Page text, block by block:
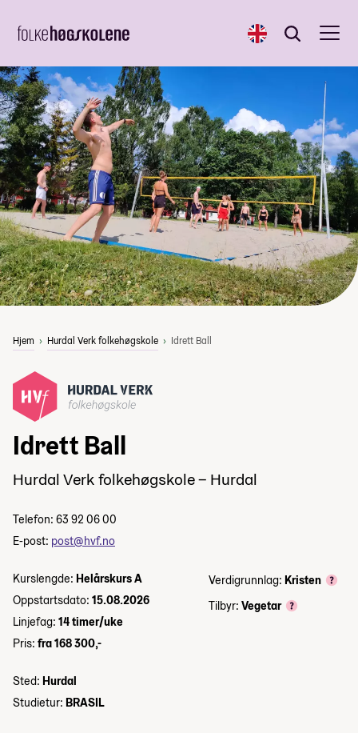
English Søk
Søk
Hjem Hurdal Verk folkehøgskole Idrett Ball
Idrett Ball
Hurdal Verk folkehøgskole – Hurdal
Telefon: 63 92 06 00
E-post: post@hvf.no
Kurslengde: Helårskurs A
Oppstartsdato: 15.08.2026
Linjefag: 14 timer/uke
Pris: fra 168 300,-
Verdigrunnlag: Kristen
Tilbyr: Vegetar
Sted: Hurdal
Studietur: BRASIL